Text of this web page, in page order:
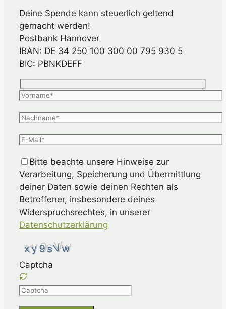
Deine Spende kann steuerlich geltend
gemacht werden!
Postbank Hannover
IBAN: DE 34 250 100 300 00 795 930 5
BIC: PBNKDEFF
Bitte beachte unsere Hinweise zur
Verarbeitung, Speicherung und Übermittlung
deiner Daten sowie deinen Rechten als
Betroffener, insbesondere deines
Widerspruchsrechtes, in unserer
Datenschutzerklärung
Captcha
Please